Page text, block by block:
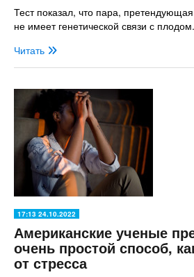
Тест показал, что пара,
не имеет генетической связи с плодом.
Читать
17:13 24.10.2022
Американские ученые
очень простой способ,
от стресса